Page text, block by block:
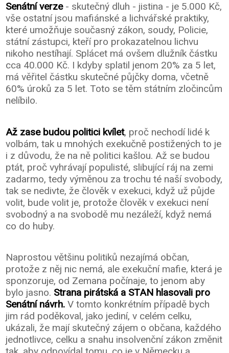
Senátní verze- skutečný dluh - jistina - je 5.000 Kč,
vše ostatní jsou mafiánské a lichvářské praktiky,
které umožňuje současný zákon, soudy, Policie,
státní zástupci, kteří pro prokazatelnou lichvu
nikoho nestíhají. Splácet má ovšem dlužník částku
cca 40.000 Kč. I kdyby splatil jenom 20% za 5 let,
má věřitel částku skutečné půjčky doma, včetně
60% úroků za 5 let. Toto se těm státním zločincům
nelíbilo.
Až zase budou politici kvílet, proč nechodí lidé k
volbám, tak u mnohých exekučně postižených to je
i z důvodu, že na ně politici kašlou. Až se budou
ptát, proč vyhrávají populisté, slibující ráj na zemi
zadarmo, tedy výměnou za trochu té naší svobody,
tak se nedivte, že člověk v exekuci, když už půjde
volit, bude volit je, protože člověk v exekuci není
svobodný a na svobodě mu nezáleží, když nemá
co do huby.
Naprostou většinu politiků nezajímá občan,
protože z něj nic nemá, ale exekuční mafie, která je
sponzoruje, od Zemana počínaje, to jenom aby
bylo jasno. Strana pirátská a STAN hlasovali pro
Senátní návrh. V tomto konkrétním případě bych
jim rád poděkoval, jako jediní, v celém celku,
ukázali, že mají skutečný zájem o občana, každého
jednotlivce, celku a snahu insolvenční zákon změnit